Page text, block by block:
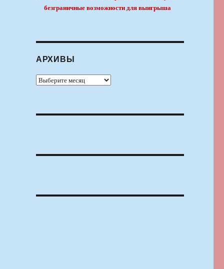
безграничные возможности для выигрыша
АРХИВЫ
Архивы